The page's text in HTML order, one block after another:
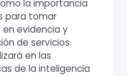
la importancia
para tomar
evidencia y
de servicios.
en las
de la inteligencia